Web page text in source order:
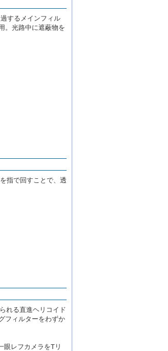
するメインフィル
。光路中に遮蔽物を
指で回すことで、透
れる直進ヘリコイド
フィルターをわずか
レフカメラをTリ